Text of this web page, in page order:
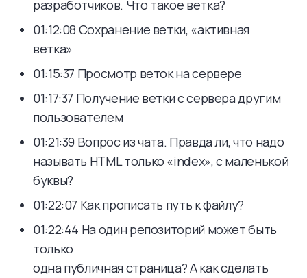
разработчиков. Что такое ветка?
01:12:08 Сохранение ветки, «активная
ветка»
01:15:37 Просмотр веток на сервере
01:17:37 Получение ветки с сервера другим
пользователем
01:21:39 Вопрос из чата. Правда ли, что надо
называть HTML только «index», с маленькой
буквы?
01:22:07 Как прописать путь к файлу?
01:22:44 На один репозиторий может быть
только
одна публичная страница? А как сделать